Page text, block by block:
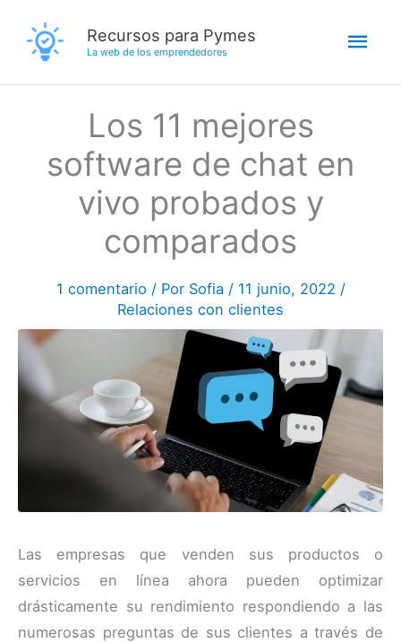
contenido
Recursos para Pymes
La web de los emprendedores
Los 11 mejores
software de chat en
vivo probados y
comparados
1 comentario / Por Sofia / 11 junio, 2022 /
Relaciones con clientes
Las empresas que venden sus productos o
servicios en línea ahora pueden optimizar
drásticamente su rendimiento respondiendo a las
numerosas preguntas de sus clientes a través de